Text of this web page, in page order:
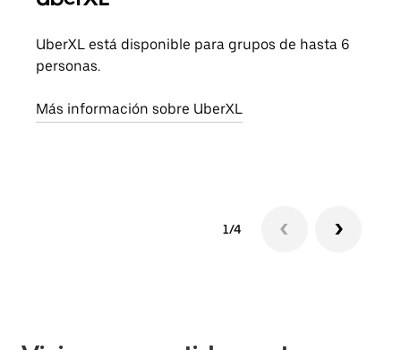
UberXL está disponible para grupos de hasta 6
personas.
Más información sobre UberXL
1/4